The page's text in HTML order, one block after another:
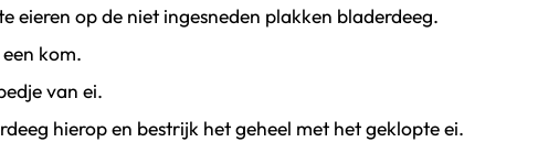
eieren op de niet ingesneden plakken bladerdeeg.
kom.
van ei.
hierop en bestrijk het geheel met het geklopte ei.